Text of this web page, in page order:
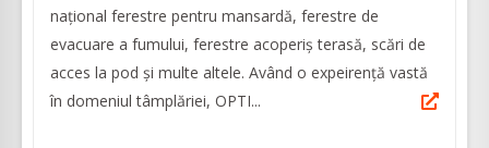
naţional ferestre pentru mansardă, ferestre de
evacuare a fumului, ferestre acoperiş terasă, scări de
acces la pod și multe altele. Având o expeirenţă vastă
în domeniul tâmplăriei, OPTI...